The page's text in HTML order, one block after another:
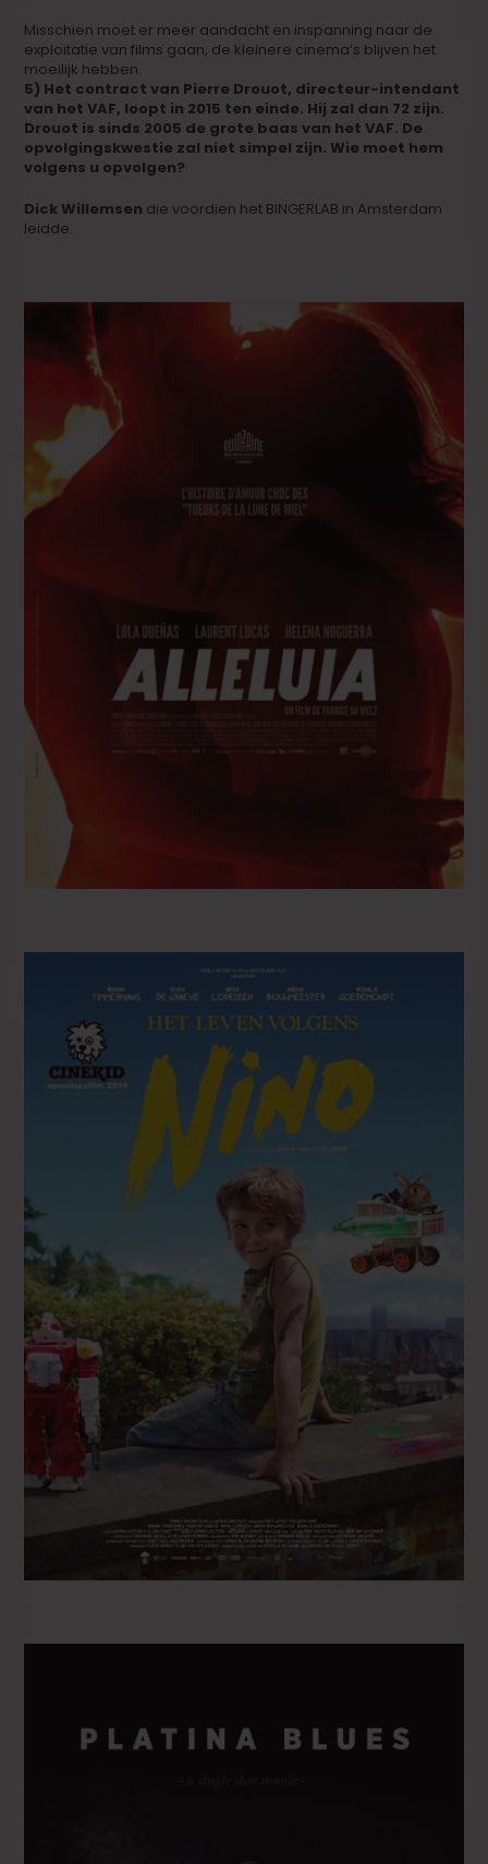
Misschien moet er meer aandacht en inspanning naar de
exploitatie van films gaan, de kleinere cinema’s blijven het
moeilijk hebben.
5) Het contract van Pierre Drouot, directeur-intendant
van het VAF, loopt in 2015 ten einde. Hij zal dan 72 zijn.
Drouot is sinds 2005 de grote baas van het VAF. De
opvolgingskwestie zal niet simpel zijn. Wie moet hem
volgens u opvolgen?
Dick Willemsen die voordien het BINGERLAB in Amsterdam
leidde.